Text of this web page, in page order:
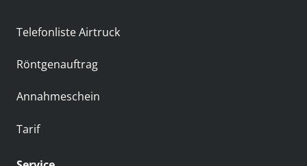
Telefonliste Airtruck
Röntgenauftrag
Annahmeschein
Tarif